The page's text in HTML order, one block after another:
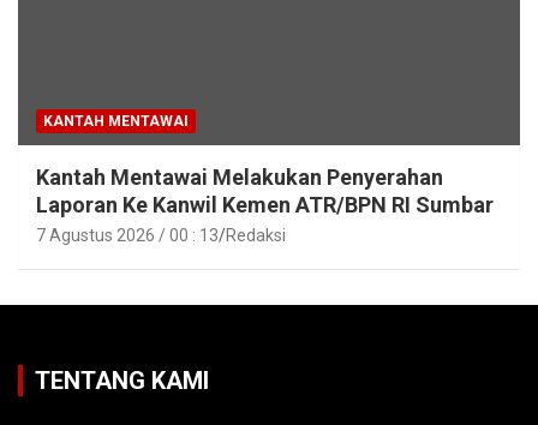
KANTAH MENTAWAI
Kantah Mentawai Melakukan Penyerahan
Laporan Ke Kanwil Kemen ATR/BPN RI Sumbar
7 Agustus 2026 / 00 : 13 Redaksi
TENTANG KAMI